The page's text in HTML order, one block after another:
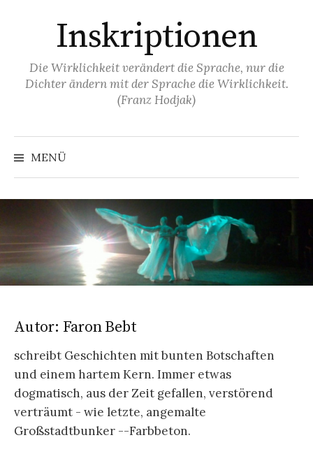
Inskriptionen
Die Wirklichkeit verändert die Sprache, nur die
Dichter ändern mit der Sprache die Wirklichkeit.
(Franz Hodjak)
MENÜ
Autor: Faron Bebt
schreibt Geschichten mit bunten Botschaften
und einem hartem Kern. Immer etwas
dogmatisch, aus der Zeit gefallen, verstörend
verträumt - wie letzte, angemalte
Großstadtbunker --Farbbeton.